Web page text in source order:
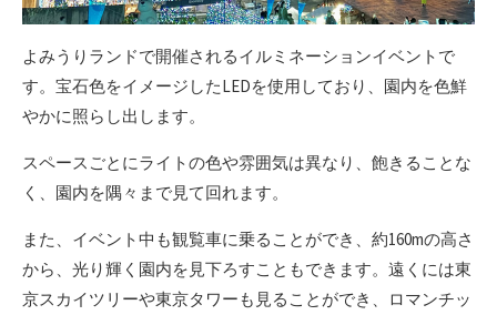
よみうりランドで開催されるイルミネーションイベントで
す。宝石色をイメージしたLEDを使用しており、園内を色鮮
やかに照らし出します。
スペースごとにライトの色や雰囲気は異なり、飽きることな
く、園内を隅々まで見て回れます。
また、イベント中も観覧車に乗ることができ、約160mの高さ
から、光り輝く園内を見下ろすこともできます。遠くには東
京スカイツリーや東京タワーも見ることができ、ロマンチッ